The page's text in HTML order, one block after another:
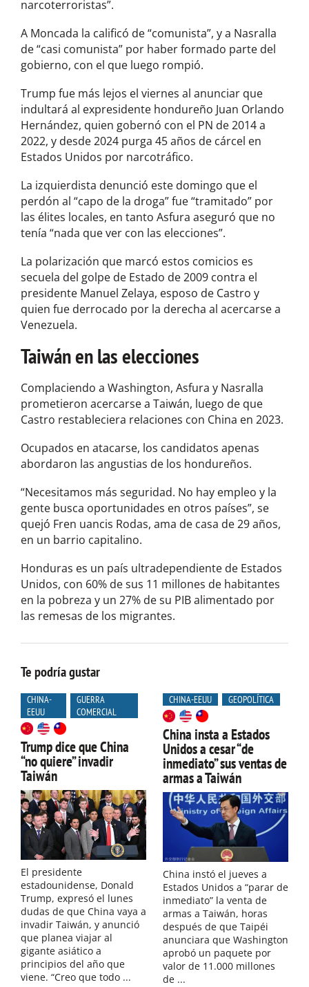
narcoterroristas”.
A Moncada la calificó de “comunista”, y a Nasralla
de “casi comunista” por haber formado parte del
gobierno, con el que luego rompió.
Trump fue más lejos el viernes al anunciar que
indultará al expresidente hondureño Juan Orlando
Hernández, quien gobernó con el PN de 2014 a
2022, y desde 2024 purga 45 años de cárcel en
Estados Unidos por narcotráfico.
La izquierdista denunció este domingo que el
perdón al “capo de la droga” fue “tramitado” por
las élites locales, en tanto Asfura aseguró que no
tenía “nada que ver con las elecciones”.
La polarización que marcó estos comicios es
secuela del golpe de Estado de 2009 contra el
presidente Manuel Zelaya, esposo de Castro y
quien fue derrocado por la derecha al acercarse a
Venezuela.
Taiwán en las elecciones
Complaciendo a Washington, Asfura y Nasralla
prometieron acercarse a Taiwán, luego de que
Castro restableciera relaciones con China en 2023.
Ocupados en atacarse, los candidatos apenas
abordaron las angustias de los hondureños.
“Necesitamos más seguridad. No hay empleo y la
gente busca oportunidades en otros países”, se
quejó Fren uancis Rodas, ama de casa de 29 años,
en un barrio capitalino.
Honduras es un país ultradependiente de Estados
Unidos, con 60% de sus 11 millones de habitantes
en la pobreza y un 27% de su PIB alimentado por
las remesas de los migrantes.
Te podría gustar
CHINA-
EEUU
GUERRA
COMERCIAL
Trump dice que China
“no quiere” invadir
Taiwán
El presidente
estadounidense, Donald
Trump, expresó el lunes
dudas de que China vaya a
invadir Taiwán, y anunció
que planea viajar al
gigante asiático a
principios del año que
viene. “Creo que todo ...
CHINA-EEUU GEOPOLÍTICA
China insta a Estados
Unidos a cesar “de
inmediato” sus ventas de
armas a Taiwán
China instó el jueves a
Estados Unidos a “parar de
inmediato” la venta de
armas a Taiwán, horas
después de que Taipéi
anunciara que Washington
aprobó un paquete por
valor de 11.000 millones
de ...